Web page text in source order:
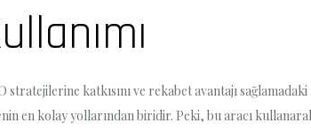
katkısını ve rekabet avantajı
en kolay yollarından biridir. Peki, bu aracı